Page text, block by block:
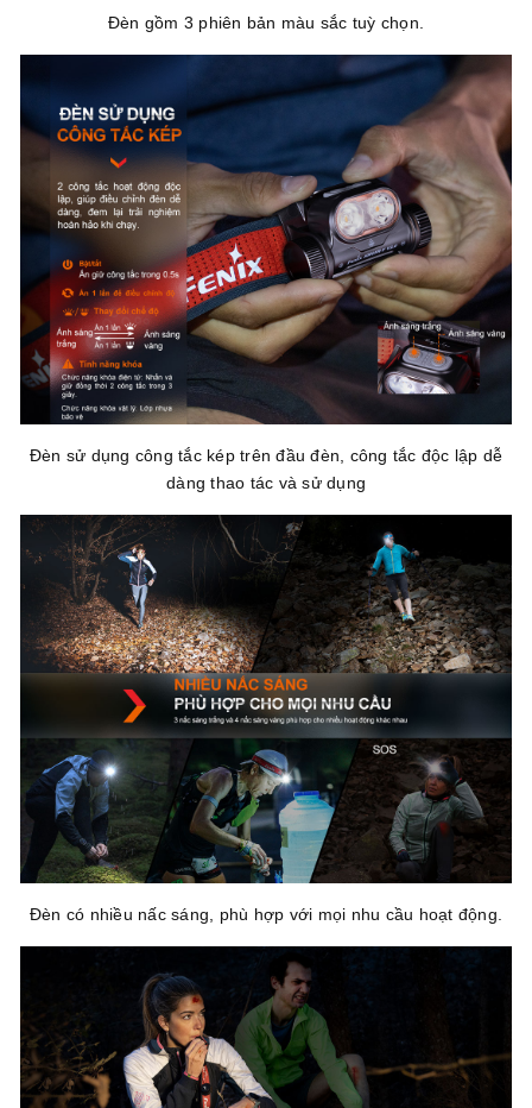
Đèn gồm 3 phiên bản màu sắc tuỳ chọn.
Đèn sử dụng công tắc kép trên đầu đèn, công tắc độc lập dễ
dàng thao tác và sử dụng
Đèn có nhiều nấc sáng, phù hợp với mọi nhu cầu hoạt động.